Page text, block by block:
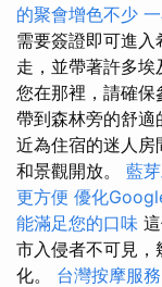
的聚會增色不少
需要簽證即可進
走，並帶著許多
您在那裡，請確
帶到森林旁的舒
近為住宿的迷人房
和景觀開放。 藍
更方便 優化
能滿足您的口味
市入侵者不可見
化。 台灣按摩服務